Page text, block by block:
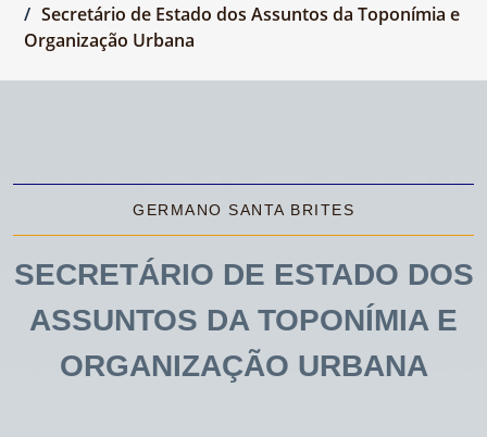
Secretário de Estado dos Assuntos da Toponímia e
Organização Urbana
GERMANO SANTA BRITES
SECRETÁRIO DE ESTADO DOS
ASSUNTOS DA TOPONÍMIA E
ORGANIZAÇÃO URBANA